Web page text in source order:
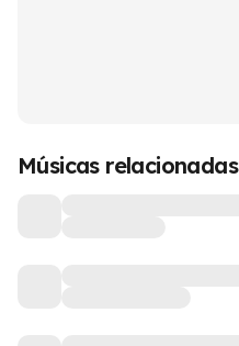
Músicas relacionadas